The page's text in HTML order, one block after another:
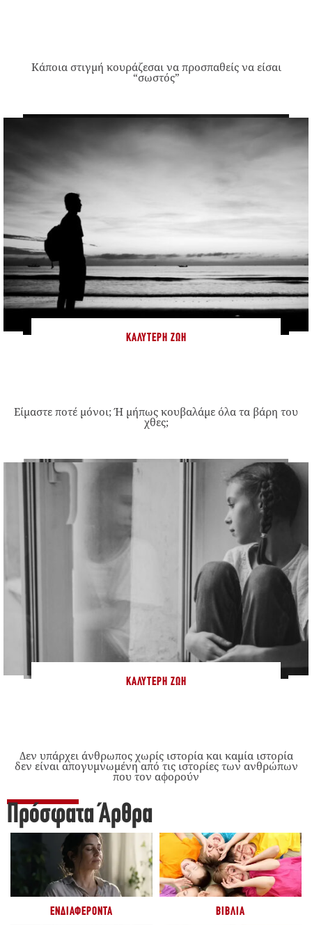
Κάποια στιγμή κουράζεσαι να προσπαθείς να είσαι
“σωστός”
ΚΑΛΎΤΕΡΗ ΖΩΉ
Είμαστε ποτέ μόνοι; Ή μήπως κουβαλάμε όλα τα βάρη του
χθες;
ΚΑΛΎΤΕΡΗ ΖΩΉ
Δεν υπάρχει άνθρωπος χωρίς ιστορία και καμία ιστορία
δεν είναι απογυμνωμένη από τις ιστορίες των ανθρώπων
που τον αφορούν
Πρόσφατα Άρθρα
ΕΝΔΙΑΦΈΡΟΝΤΑ ΒΙΒΛΊΑ